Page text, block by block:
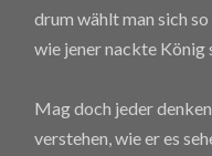
drum wählt man sich
wie jener nackte König
Mag doch jeder
verstehen, wie er es